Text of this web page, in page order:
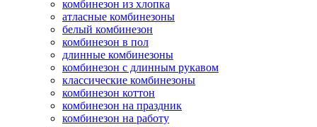
комбинезон из хлопка
атласные комбинезоны
белый комбинезон
комбинезон в пол
длинные комбинезоны
комбинезон с длинным рукавом
классические комбинезоны
комбинезон коттон
комбинезон на праздник
комбинезон на работу